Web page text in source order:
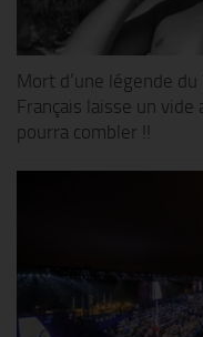
Mort d’une légende
Français laisse un
pourra combler !!